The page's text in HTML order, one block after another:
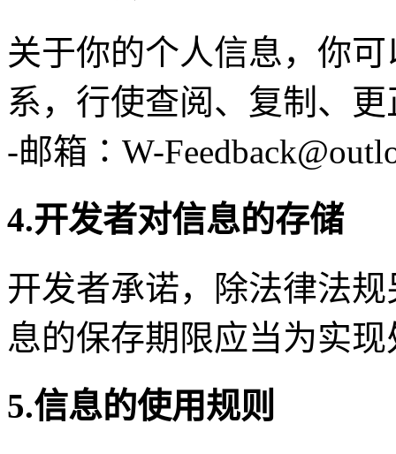
关于你的个人信息，你
系，行使查阅、复制、
-邮箱∶W-
4.开发者对信息的存储
开发者承诺，除法律法
息的保存期限应当为实
5.信息的使用规则